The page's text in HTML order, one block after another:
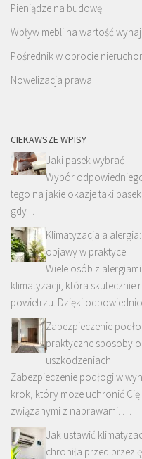
Pieniądze na budowę
Wpływ mebli na wartość
Pośrednik w obrocie
Nowelizacja prawa
CIEKAWSZE WPISY
Jaki pasek wybrać
Wybór
tego na jakie okazje taki
gdy …
Klimatyzacja a
objawy w praktyce
Wiele osób z
klimatyzacji, która skutecznie
powietrzu. Dzięki odpowiednio
Zabezpieczenie
praktyczne sposoby
uszkodzeniach
Zabezpieczenie podłogi w
krok, który może uchronić
związanymi z naprawami. …
Jak ustawić
chroniła przed